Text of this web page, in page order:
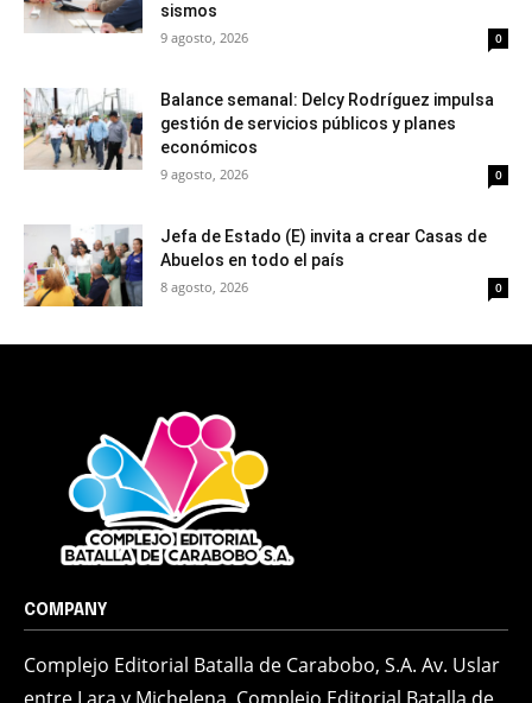
sismos
9 agosto, 2026 0
Balance semanal: Delcy Rodríguez impulsa
gestión de servicios públicos y planes
económicos
9 agosto, 2026 0
Jefa de Estado (E) invita a crear Casas de
Abuelos en todo el país
8 agosto, 2026 0
COMPANY
Complejo Editorial Batalla de Carabobo, S.A. Av. Uslar